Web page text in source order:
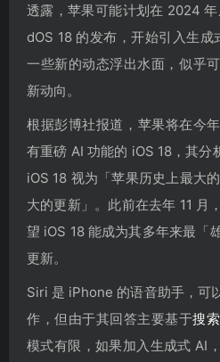
透露，苹果可能计划在 2024
dOS 18 的发布，开始引入生
一些新的动态浮出水面，似乎
新动向。
根据彭博社报道，苹果将在今
有重磅 AI 功能的 iOS 18，其
iOS 18 视为「苹果历史上最大
大的更新」。此前在去年 11 月
望 iOS 18 能成为其多年来最「
更新。
Siri 是 iPhone 的语音助手，可
作，但由于其回答主要基于搜
模式有限，如果加入生成式 AI